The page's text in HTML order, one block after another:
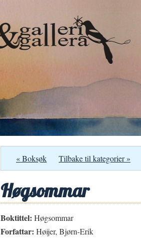
« Boksøk Tilbake til kategorier »
Høgsommar
Boktittel: Høgsommar
Forfattar: Høijer, Bjørn-Erik